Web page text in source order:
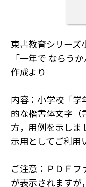
東書教育シリーズ
「一年で ならう
作成より
内容：小学校「学
的な楷書体文字（
方，用例を示しま
示用としてご利用
ご注意：ＰＤＦフ
が表示されますが